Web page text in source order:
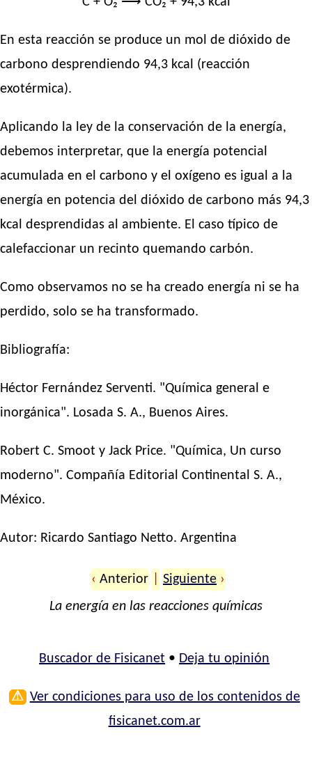
En esta reacción se produce un mol de dióxido de
carbono desprendiendo 94,3 kcal (reacción
exotérmica).
Aplicando la ley de la conservación de la energía,
debemos interpretar, que la energía potencial
acumulada en el carbono y el oxígeno es igual a la
energía en potencia del dióxido de carbono más 94,3
kcal desprendidas al ambiente. El caso típico de
calefaccionar un recinto quemando carbón.
Como observamos no se ha creado energía ni se ha
perdido, solo se ha transformado.
Bibliografía:
Héctor Fernández Serventi. "Química general e
inorgánica". Losada S. A., Buenos Aires.
Robert C. Smoot y Jack Price. "Química, Un curso
moderno". Compañía Editorial Continental S. A.,
México.
Autor: Ricardo Santiago Netto. Argentina
‹ Anterior Siguiente ›
La energía en las reacciones químicas
Buscador de Fisicanet • Deja tu opinión
⚠ Ver condiciones para uso de los contenidos de
fisicanet.com.ar